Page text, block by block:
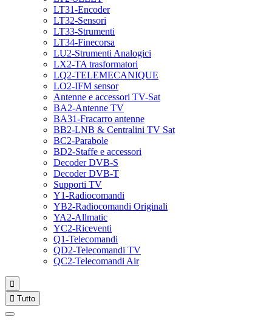
LT31-Encoder
LT32-Sensori
LT33-Strumenti
LT34-Finecorsa
LU2-Strumenti Analogici
LX2-TA trasformatori
LQ2-TELEMECANIQUE
LO2-IFM sensor
Antenne e accessori TV-Sat
BA2-Antenne TV
BA31-Fracarro antenne
BB2-LNB & Centralini TV Sat
BC2-Parabole
BD2-Staffe e accessori
Decoder DVB-S
Decoder DVB-T
Supporti TV
Y1-Radiocomandi
YB2-Radiocomandi Originali
YA2-Allmatic
YC2-Riceventi
Q1-Telecomandi
QD2-Telecomandi TV
QC2-Telecomandi Air

 Tutto